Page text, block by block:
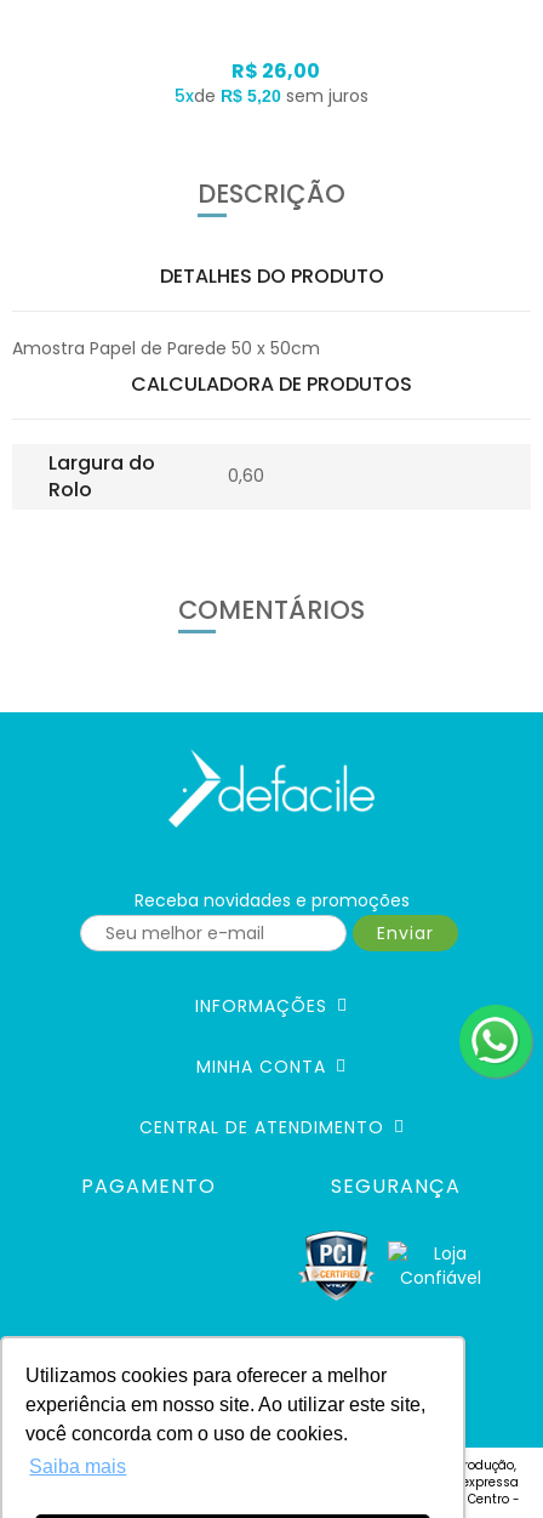
Utilizamos cookies para oferecer a melhor
experiência em nosso site. Ao utilizar este site,
você concorda com o uso de cookies.
Saiba mais
R$ 26,00
5xde R$ 5,20 sem juros
DESCRIÇÃO
DETALHES DO PRODUTO
Amostra Papel de Parede 50 x 50cm
CALCULADORA DE PRODUTOS
Largura do
Rolo
0,60
COMENTÁRIOS
Receba novidades e promoções
Enviar
INFORMAÇÕES
MINHA CONTA
CENTRAL DE ATENDIMENTO
PAGAMENTO SEGURANÇA
© 2024 Defacile. Todos os direitos reservados. É vedada qualquer reprodução,
total ou parcial, de qualquer elemento de identidade, ou textos, sem expressa
autorização Defacile - Endereço: Rua Cel. José Vitoriano Vilas Bôas, 4 - Centro -